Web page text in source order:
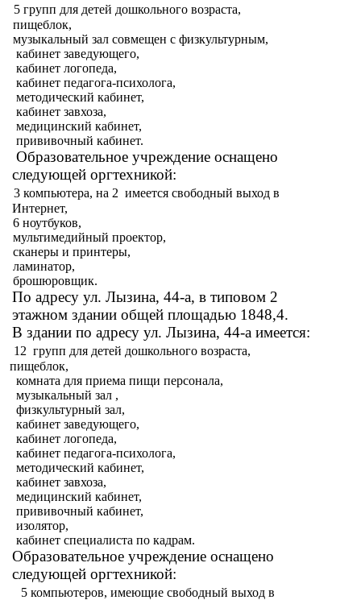
5 групп для детей дошкольного возраста,
пищеблок,
музыкальный зал совмещен с физкультурным,
кабинет заведующего,
кабинет логопеда,
кабинет педагога-психолога,
методический кабинет,
кабинет завхоза,
медицинский кабинет,
прививочный кабинет.
Образовательное учреждение оснащено
следующей оргтехникой:
3 компьютера, на 2 имеется свободный выход в
Интернет,
6 ноутбуков,
мультимедийный проектор,
сканеры и принтеры,
ламинатор,
брошюровщик.
По адресу ул. Лызина, 44-а, в типовом 2
этажном здании общей площадью 1848,4.
В здании по адресу ул. Лызина, 44-а имеется:
12 групп для детей дошкольного возраста,
пищеблок,
комната для приема пищи персонала,
музыкальный зал ,
физкультурный зал,
кабинет заведующего,
кабинет логопеда,
кабинет педагога-психолога,
методический кабинет,
кабинет завхоза,
медицинский кабинет,
прививочный кабинет,
изолятор,
кабинет специалиста по кадрам.
Образовательное учреждение оснащено
следующей оргтехникой:
5 компьютеров, имеющие свободный выход в